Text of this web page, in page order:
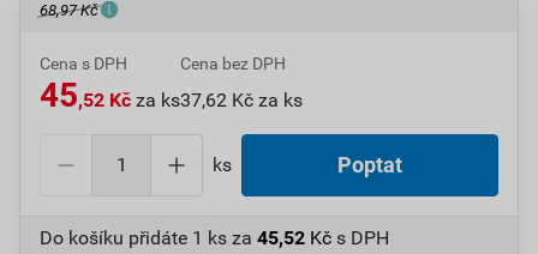
68,97 Kč
Cena s DPH
45,52 Kč za ks
Cena bez DPH
37,62 Kč za ks
ks Poptat
Do košíku přidáte 1 ks za 45,52 Kč s DPH